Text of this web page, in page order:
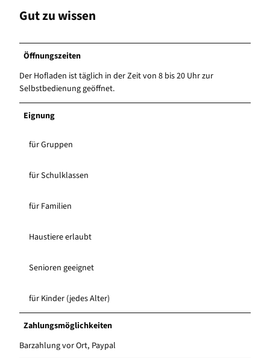
Gut zu wissen
Öffnungszeiten
Der Hofladen ist täglich in der Zeit von 8 bis 20 Uhr zur
Selbstbedienung geöffnet.
Eignung
für Gruppen
für Schulklassen
für Familien
Haustiere erlaubt
Senioren geeignet
für Kinder (jedes Alter)
Zahlungsmöglichkeiten
Barzahlung vor Ort, Paypal